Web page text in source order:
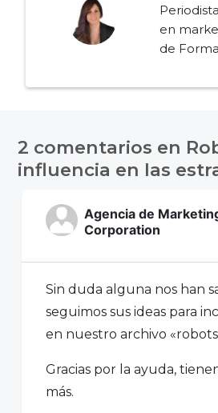
en
de
de
entradas
2 comentarios en
influencia en las
Agencia de
Corporation
Sin duda alguna nos han
seguimos sus ideas para
en nuestro archivo
Gracias por la ayuda,
más.